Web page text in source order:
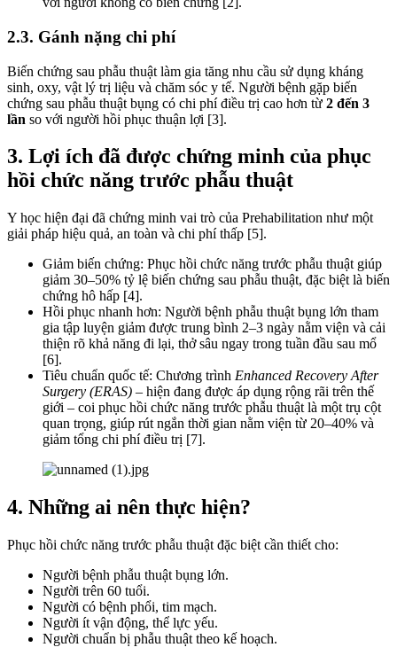
2.3. Gánh nặng chi phí
Biến chứng sau phẫu thuật làm gia tăng nhu cầu sử dụng kháng
sinh, oxy, vật lý trị liệu và chăm sóc y tế. Người bệnh gặp biến
chứng sau phẫu thuật bụng có chi phí điều trị cao hơn từ 2 đến 3
lần so với người hồi phục thuận lợi [3].
3. Lợi ích đã được chứng minh của phục
hồi chức năng trước phẫu thuật
Y học hiện đại đã chứng minh vai trò của Prehabilitation như một
giải pháp hiệu quả, an toàn và chi phí thấp [5].
Giảm biến chứng: Phục hồi chức năng trước phẫu thuật giúp
giảm 30–50% tỷ lệ biến chứng sau phẫu thuật, đặc biệt là biến
chứng hô hấp [4].
Hồi phục nhanh hơn: Người bệnh phẫu thuật bụng lớn tham
gia tập luyện giảm được trung bình 2–3 ngày nằm viện và cải
thiện rõ khả năng đi lại, thở sâu ngay trong tuần đầu sau mổ
[6].
Tiêu chuẩn quốc tế: Chương trình Enhanced Recovery After
Surgery (ERAS) – hiện đang được áp dụng rộng rãi trên thế
giới – coi phục hồi chức năng trước phẫu thuật là một trụ cột
quan trọng, giúp rút ngắn thời gian nằm viện từ 20–40% và
giảm tổng chi phí điều trị [7].
4. Những ai nên thực hiện?
Phục hồi chức năng trước phẫu thuật đặc biệt cần thiết cho:
Người bệnh phẫu thuật bụng lớn.
Người trên 60 tuổi.
Người có bệnh phổi, tim mạch.
Người ít vận động, thể lực yếu.
Người chuẩn bị phẫu thuật theo kế hoạch.